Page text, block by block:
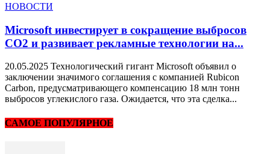
НОВОСТИ
Microsoft инвестирует в сокращение выбросов
CO2 и развивает рекламные технологии на...
20.05.2025 Технологический гигант Microsoft объявил о
заключении значимого соглашения с компанией Rubicon
Carbon, предусматривающего компенсацию 18 млн тонн
выбросов углекислого газа. Ожидается, что эта сделка...
САМОЕ ПОПУЛЯРНОЕ